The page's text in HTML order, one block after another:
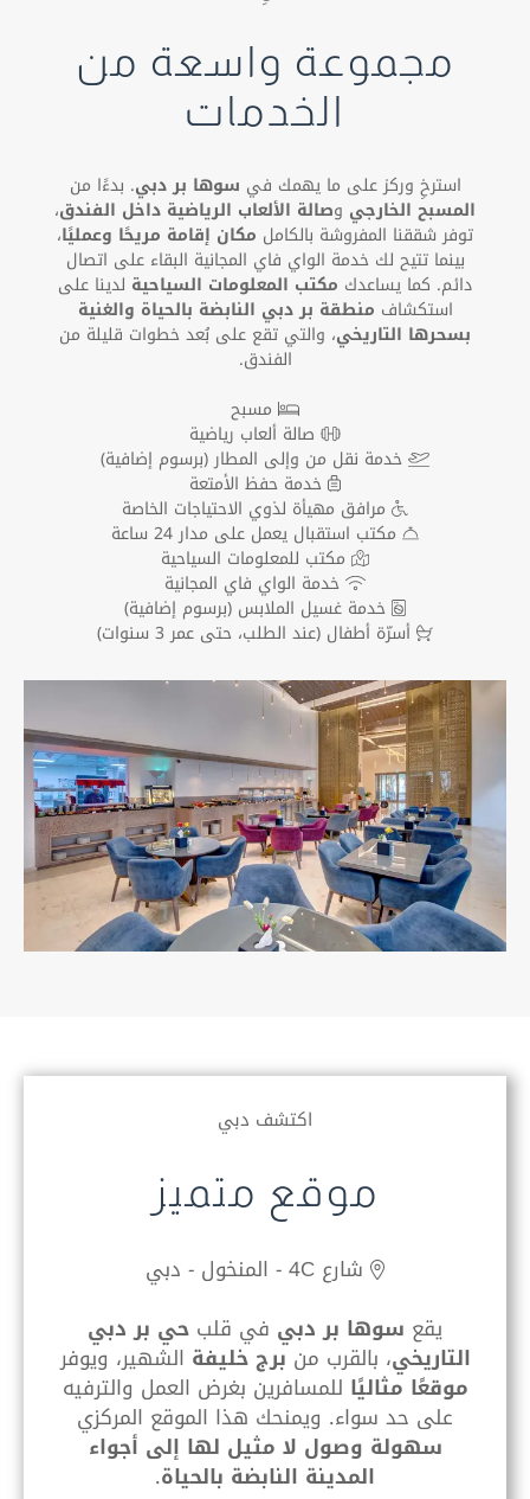
مجموعة واسعة من
الخدمات
استرخِ وركز على ما يهمك في سوها بر دبي. بدءًا من
المسبح الخارجي وصالة الألعاب الرياضية داخل الفندق،
توفر شققنا المفروشة بالكامل مكان إقامة مريحًا وعمليًا،
بينما تتيح لك خدمة الواي فاي المجانية البقاء على اتصال
دائم. كما يساعدك مكتب المعلومات السياحية لدينا على
استكشاف منطقة بر دبي النابضة بالحياة والغنية
بسحرها التاريخي، والتي تقع على بُعد خطوات قليلة من
الفندق.
مسبح
صالة ألعاب رياضية
خدمة نقل من وإلى المطار (برسوم إضافية)
خدمة حفظ الأمتعة
مرافق مهيأة لذوي الاحتياجات الخاصة
مكتب استقبال يعمل على مدار 24 ساعة
مكتب للمعلومات السياحية
خدمة الواي فاي المجانية
خدمة غسيل الملابس (برسوم إضافية)
أسرّة أطفال (عند الطلب، حتى عمر 3 سنوات)
اكتشف دبي
موقع متميز
شارع 4C - المنخول - دبي
يقع سوها بر دبي في قلبحي بر دبي
التاريخي، بالقرب منبرج خليفة الشهير، ويوفر
موقعًا مثاليًا للمسافرين بغرض العمل والترفيه
على حد سواء. ويمنحك هذا الموقع المركزي
سهولة وصول لا مثيل لها إلى أجواء
المدينة النابضة بالحياة.